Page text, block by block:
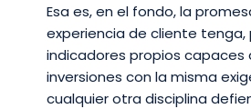
Esa es, en el fondo, la
experiencia de cliente tenga,
indicadores propios capaces
inversiones con la misma
cualquier otra disciplina